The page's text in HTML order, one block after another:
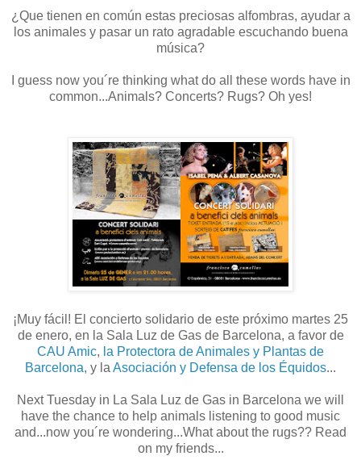
¿Que tienen en común estas preciosas alfombras, ayudar a
los animales y pasar un rato agradable escuchando buena
música?
I guess now you´re thinking what do all these words have in
common...Animals? Concerts? Rugs? Oh yes!
¡Muy fácil! El concierto solidario de este próximo martes 25
de enero, en la Sala Luz de Gas de Barcelona, a favor de
CAU Amic, la Protectora de Animales y Plantas de
Barcelona, y la Asociación y Defensa de los Équidos...
Next Tuesday in La Sala Luz de Gas in Barcelona we will
have the chance to help animals listening to good music
and...now you´re wondering...What about the rugs?? Read
on my friends...